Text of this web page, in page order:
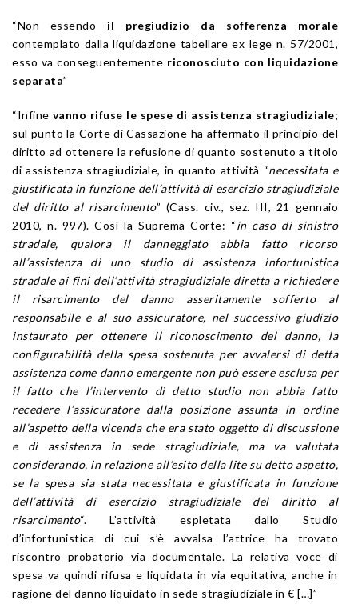
“Non essendo il pregiudizio da sofferenza morale
contemplato dalla liquidazione tabellare ex lege n. 57/2001,
esso va conseguentemente riconosciuto con liquidazione
separata”
“Infine vanno rifuse le spese di assistenza stragiudiziale;
sul punto la Corte di Cassazione ha affermato il principio del
diritto ad ottenere la refusione di quanto sostenuto a titolo
di assistenza stragiudiziale, in quanto attività “necessitata e
giustificata in funzione dell’attività di esercizio stragiudiziale
del diritto al risarcimento” (Cass. civ., sez. III, 21 gennaio
2010, n. 997). Così la Suprema Corte: “in caso di sinistro
stradale, qualora il danneggiato abbia fatto ricorso
all’assistenza di uno studio di assistenza infortunistica
stradale ai fini dell’attività stragiudiziale diretta a richiedere
il risarcimento del danno asseritamente sofferto al
responsabile e al suo assicuratore, nel successivo giudizio
instaurato per ottenere il riconoscimento del danno, la
configurabilità della spesa sostenuta per avvalersi di detta
assistenza come danno emergente non può essere esclusa per
il fatto che l’intervento di detto studio non abbia fatto
recedere l’assicuratore dalla posizione assunta in ordine
all’aspetto della vicenda che era stato oggetto di discussione
e di assistenza in sede stragiudiziale, ma va valutata
considerando, in relazione all’esito della lite su detto aspetto,
se la spesa sia stata necessitata e giustificata in funzione
dell’attività di esercizio stragiudiziale del diritto al
risarcimento“. L’attività espletata dallo Studio
d’infortunistica di cui s’è avvalsa l’attrice ha trovato
riscontro probatorio via documentale. La relativa voce di
spesa va quindi rifusa e liquidata in via equitativa, anche in
ragione del danno liquidato in sede stragiudiziale in € […]”